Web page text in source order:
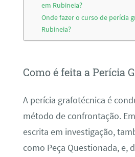
em Rubineia?
Onde fazer o curso de perícia
Rubineia?
Como é feita a Perícia
A perícia grafotécnica é
método de confrontação.
escrita em investigação,
como Peça Questionada, e,